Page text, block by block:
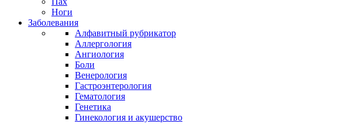
Ноги
Заболевания
Алфавитный рубрикатор
Аллергология
Ангиология
Боли
Венерология
Гастроэнтерология
Гематология
Генетика
Гинекология и акушерство